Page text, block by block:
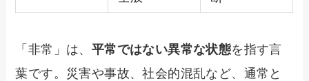
「非常」は、 平常ではない異常な状態を指す言
葉です。災害や事故、社会的混乱など、通常と